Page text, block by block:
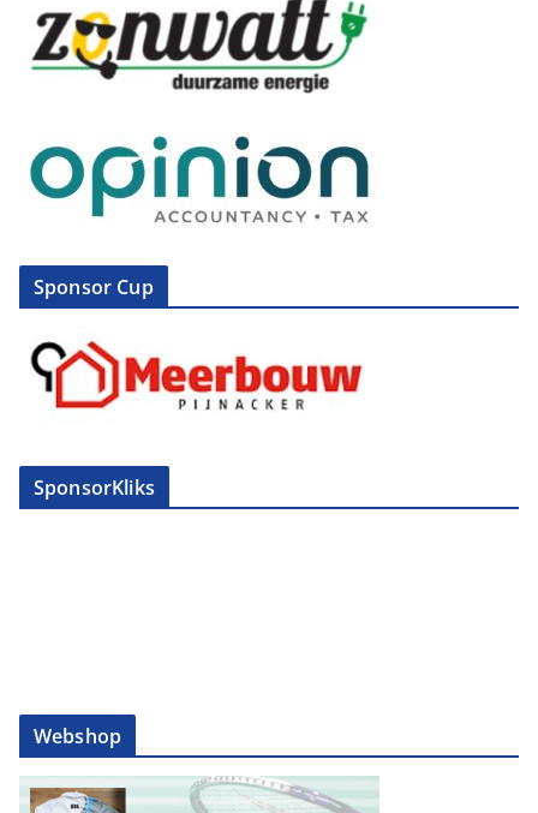
Sponsor Cup
SponsorKliks
Webshop